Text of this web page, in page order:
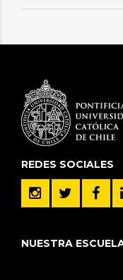
REDES SOCIALES
NUESTRA